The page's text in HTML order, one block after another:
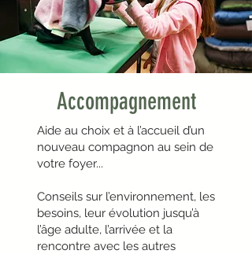
Accompagnement
Aide au choix et à l’accueil d’un
nouveau compagnon au sein de
votre foyer...
Conseils sur l’environnement, les
besoins, leur évolution jusqu’à
l’âge adulte, l’arrivée et la
rencontre avec les autres